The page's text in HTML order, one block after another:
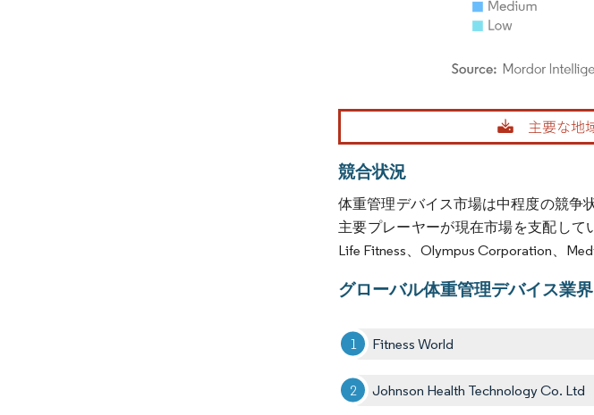
画像 © Mordor Intelligence。再利用にはCC BY 4.0
競合状況
体重管理デバイス市場は中程度の競争
主要プレーヤーが現在市場を支配して
Life Fitness、Olympus Corporation、
グローバル体重管理デバイス業
Fitness World
Johnson Health Technology Co. Ltd